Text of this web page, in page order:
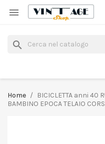

search
Home
BICICLETTA anni 40
BAMBINO EPOCA TELAIO